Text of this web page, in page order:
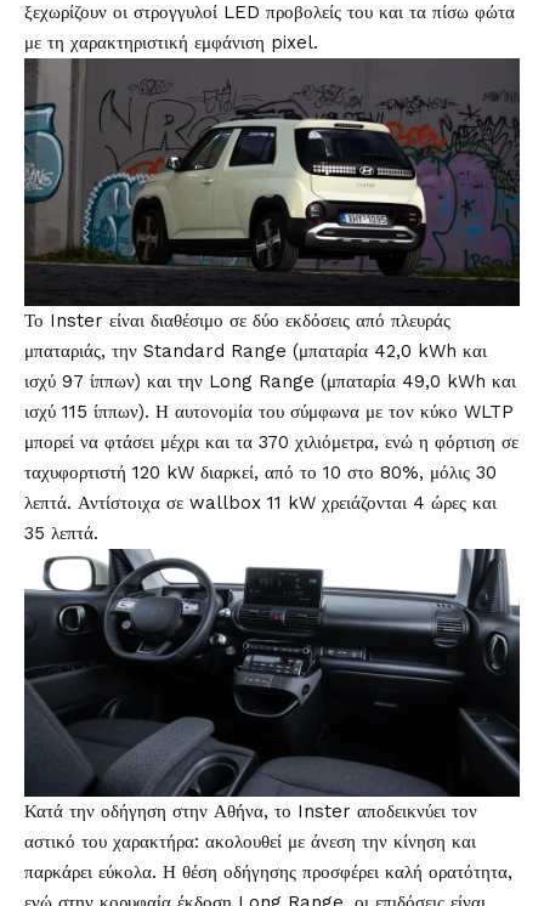
ξεχωρίζουν οι στρογγυλοί LED προβολείς του και τα πίσω φώτα
με τη χαρακτηριστική εμφάνιση pixel.
Το Inster είναι διαθέσιμο σε δύο εκδόσεις από πλευράς
μπαταριάς, την Standard Range (μπαταρία 42,0 kWh και
ισχύ 97 ίππων) και την Long Range (μπαταρία 49,0 kWh και
ισχύ 115 ίππων). Η αυτονομία του σύμφωνα με τον κύκο WLTP
μπορεί να φτάσει μέχρι και τα 370 χιλιόμετρα, ενώ η φόρτιση σε
ταχυφορτιστή 120 kW διαρκεί, από το 10 στο 80%, μόλις 30
λεπτά. Αντίστοιχα σε wallbox 11 kW χρειάζονται 4 ώρες και
35 λεπτά.
Κατά την οδήγηση στην Αθήνα, το Inster αποδεικνύει τον
αστικό του χαρακτήρα: ακολουθεί με άνεση την κίνηση και
παρκάρει εύκολα. Η θέση οδήγησης προσφέρει καλή ορατότητα,